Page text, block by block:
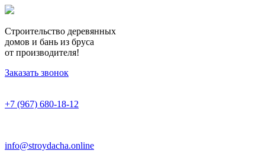
Строительство деревянных
домов и бань из бруса
от производителя!
Заказать звонок
+7 (967) 680-18-12
info@stroydacha.online